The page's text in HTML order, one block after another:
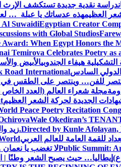
دراسة نقدية جديدة تستكشف الإرث
العظيمهذه عدساتك يا عبلة …
Al SuwaidiEgyptian Creator
with Global Studios
When Egypt Honors the
Temirova Celebrates Poetry
هيفاء الجندوبيالأبيض
السادسRoad International
للفن… وينتصر على الطقس
مجلة شعراء العالم (العدد
الجديدة لحركة الشعر العظيم
Peace Poetry Recitation
Wale Okediran’s
Directed by Kunle زيد
للقمة العامة للعالم العربي
Public Summit:لا تغضب يا
إيطاليا… حيث يصبح الشعر وطنًا |